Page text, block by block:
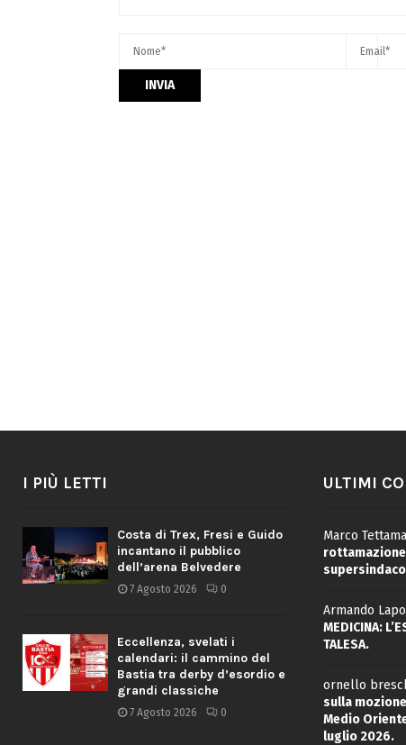
I PIÙ LETTI
Costa di Trex, Fresi e Guido
incantano il pubblico
dell’arena Belvedere
7 Agosto 2026 0
Eccellenza, svelati i
calendari: il cammino del
Bastia tra derby d’esordio e
grandi classiche
7 Agosto 2026 0
ULTIMI
Marco
Armando
MEDICINA:
TALESA.
ornello
sulla
Medio
luglio 2026.